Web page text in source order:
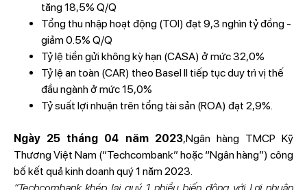
tăng 18,5% Q/Q
Tổng thu nhập hoạt động (TOI) đạt 9,3 nghìn tỷ đồng -
giảm 0.5% Q/Q
Tỷ lệ tiền gửi không kỳ hạn (CASA) ở mức 32,0%
Tỷ lệ an toàn (CAR) theo Basel II tiếp tục duy trì vị thế
đầu ngành ở mức 15,0%
Tỷ suất lợi nhuận trên tổng tài sản (ROA) đạt 2,9%.
Ngày 25 tháng 04 năm 2023,Ngân hàng TMCP Kỹ
Thương Việt Nam (“Techcombank” hoặc “Ngân hàng”) công
bố kết quả kinh doanh quý 1 năm 2023.